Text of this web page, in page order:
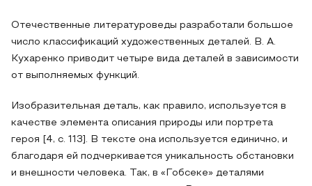
Отечественные литературоведы разработали большое
число классификаций художественных деталей. В. А.
Кухаренко приводит четыре вида деталей в зависимости
от выполняемых функций.
Изобразительная деталь, как правило, используется в
качестве элемента описания природы или портрета
героя [4, c. 113]. В тексте она используется единично, и
благодаря ей подчеркивается уникальность обстановки
и внешности человека. Так, в «Гобсеке» деталями